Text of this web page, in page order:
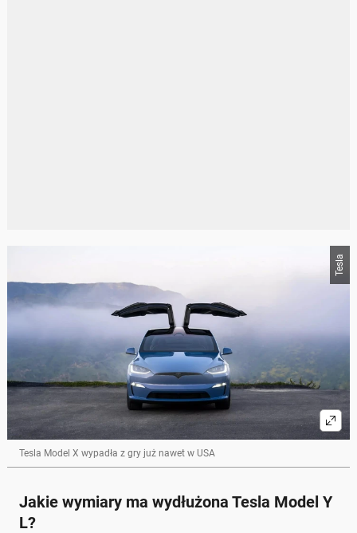
Tesla
Tesla Model X wypadła z gry już nawet w USA
Jakie wymiary ma wydłużona Tesla Model Y
L?